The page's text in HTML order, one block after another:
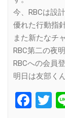
今、RBCは設
優れた行動指
また新たなチ
RBC第二の夜
RBCへの会員
明日は友部く